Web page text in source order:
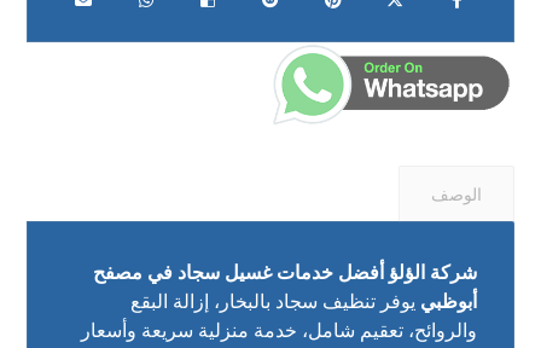
الوصف
شركة الؤلؤ أفضل خدمات غسيل سجاد في مصفح
أبوظبي يوفر تنظيف سجاد بالبخار، إزالة البقع
والروائح، تعقيم شامل، خدمة منزلية سريعة وأسعار